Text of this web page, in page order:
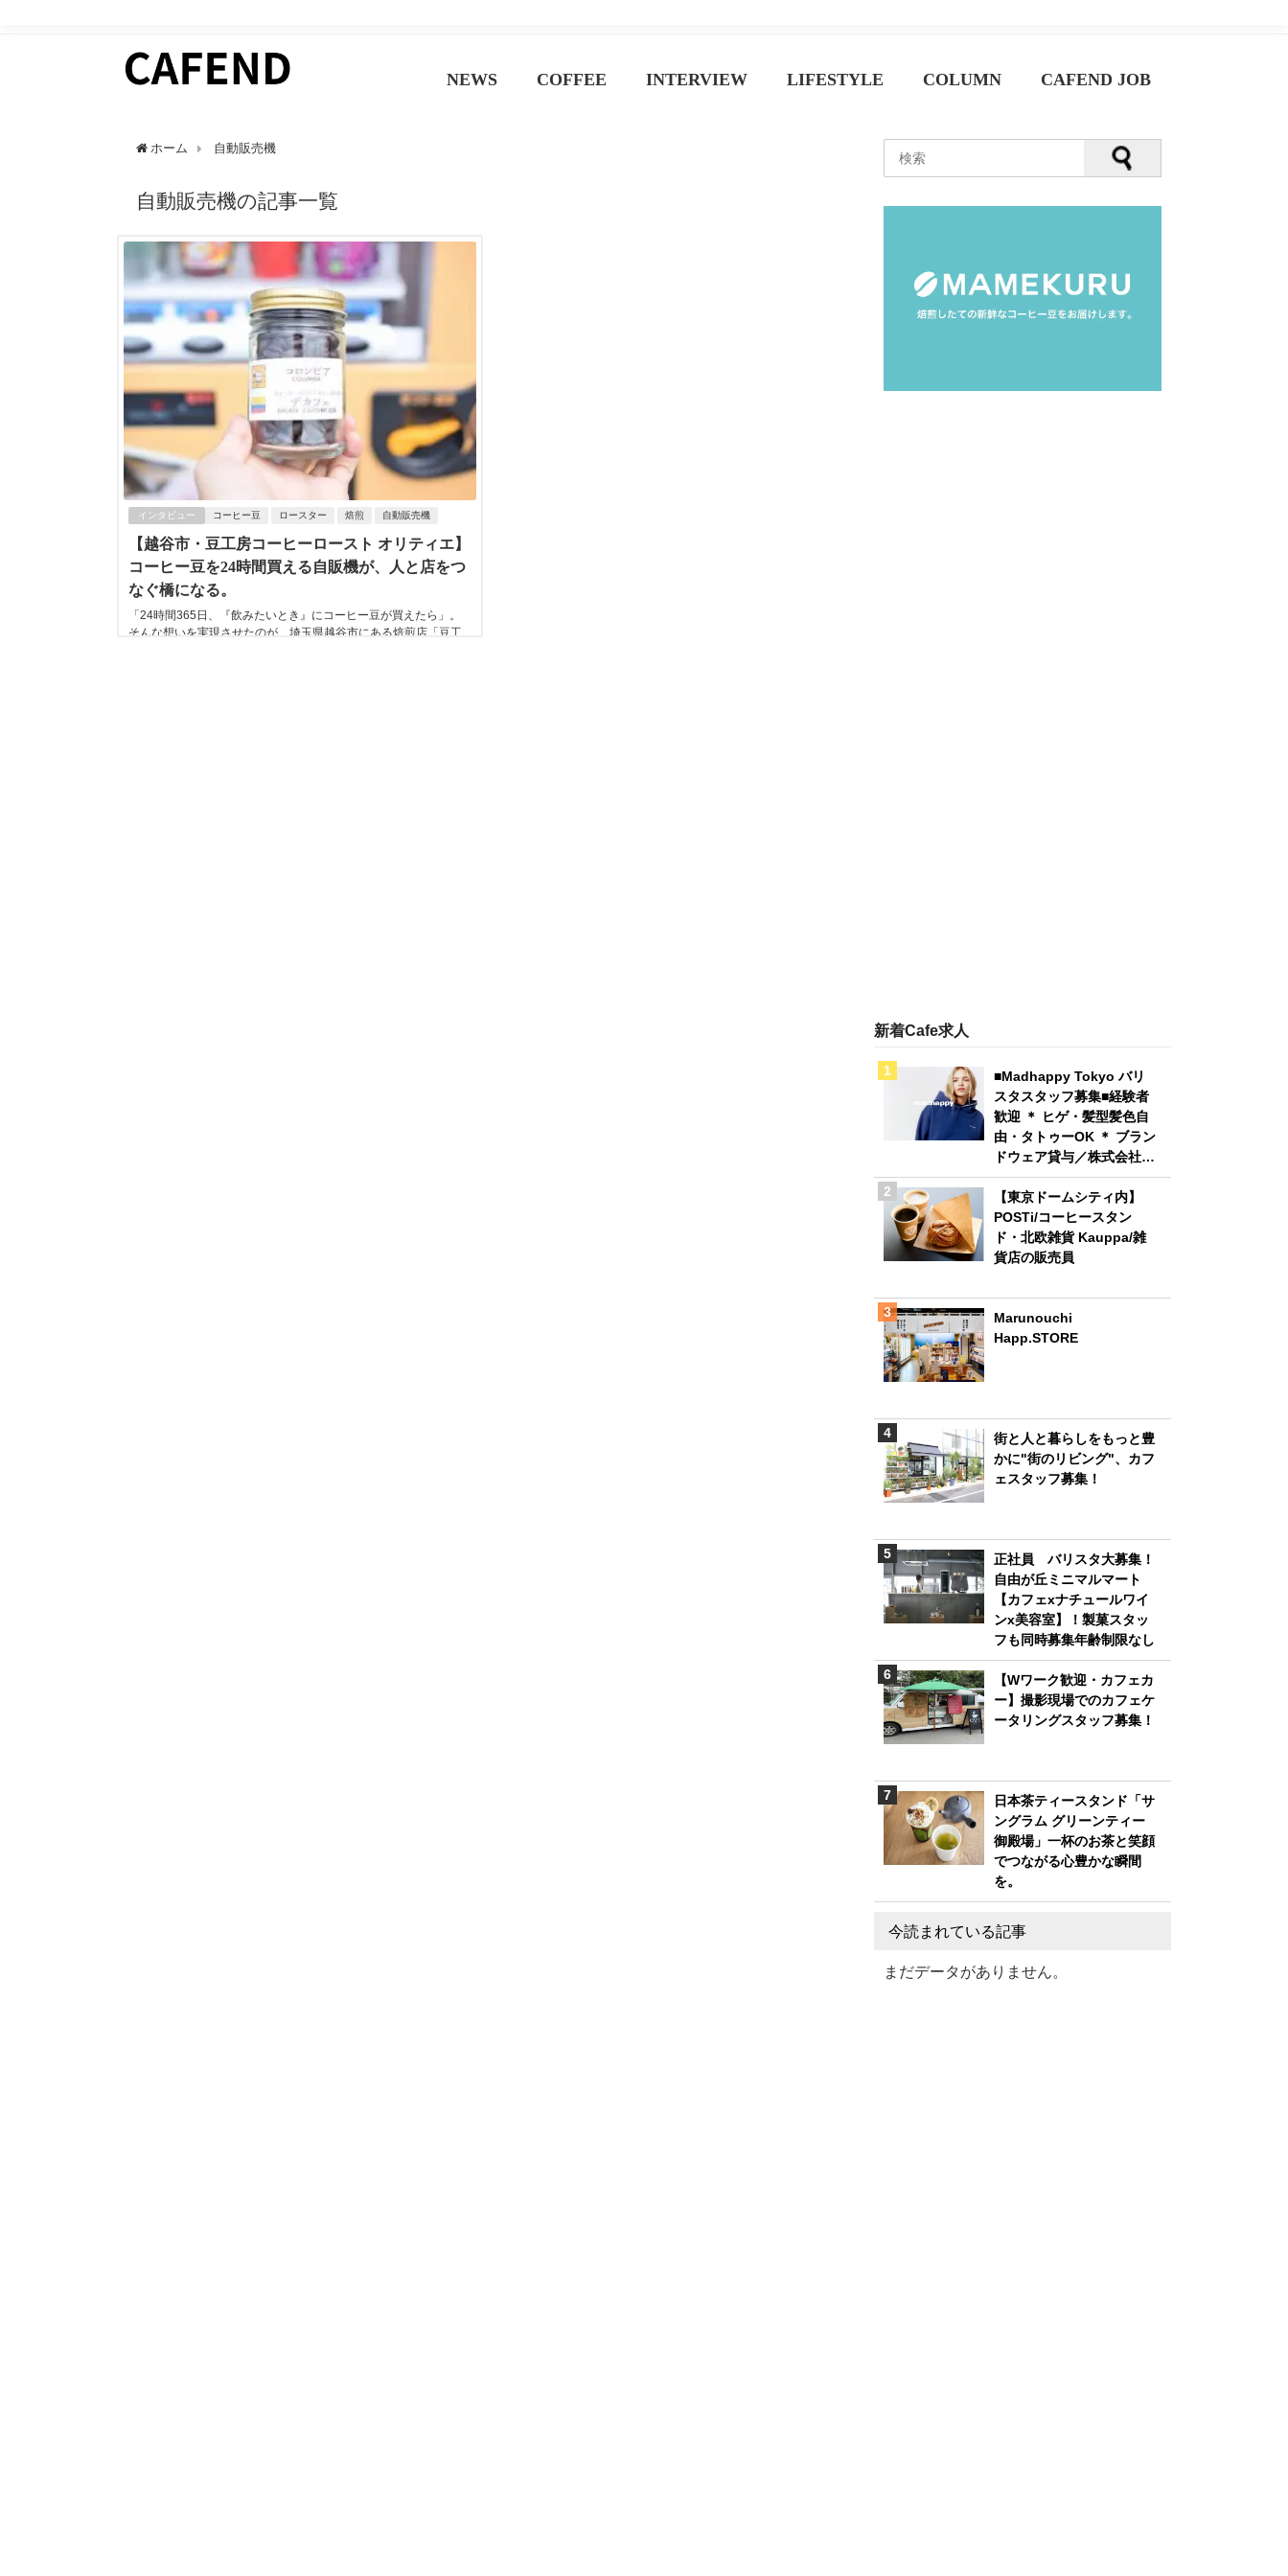
NEWS COFFEE INTERVIEW LIFESTYLE COLUMN CAFEND JOB
ホーム 自動販売機
自動販売機の記事一覧
インタビュー コーヒー豆 ロースター 焙煎 自動販売機
【越谷市・豆工房コーヒーロースト オリティエ】
コーヒー豆を24時間買える自販機が、人と店をつ
なぐ橋になる。
「24時間365日、『飲みたいとき』にコーヒー豆が買えたら」。
そんな想いを実現させたのが、埼玉県越谷市にある焙煎店「豆工
新着Cafe求人
■Madhappy Tokyo バリ
スタスタッフ募集■経験者
歓迎 ＊ ヒゲ・髪型髪色自
由・タトゥーOK ＊ ブラン
ドウェア貸与／株式会社
Madhappy Japan
【東京ドームシティ内】
POSTi/コーヒースタン
ド・北欧雑貨 Kauppa/雑
貨店の販売員
Marunouchi
Happ.STORE
街と人と暮らしをもっと豊
かに"街のリビング"、カフ
ェスタッフ募集！
正社員 バリスタ大募集！
自由が丘ミニマルマート
【カフェxナチュールワイ
ンx美容室】！製菓スタッ
フも同時募集年齢制限なし
【Wワーク歓迎・カフェカ
ー】撮影現場でのカフェケ
ータリングスタッフ募集！
日本茶ティースタンド「サ
ングラム グリーンティー
御殿場」一杯のお茶と笑顔
でつながる心豊かな瞬間
を。
今読まれている記事
まだデータがありません。